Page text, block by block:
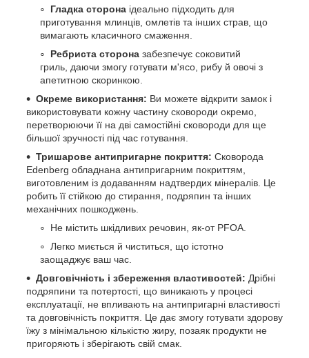
Гладка сторона ідеально підходить для
приготування млинців, омлетів та інших страв, що
вимагають класичного смаження.
Ребриста сторона забезпечує соковитий
гриль, даючи змогу готувати м'ясо, рибу й овочі з
апетитною скоринкою.
Окреме використання: Ви можете відкрити замок і
використовувати кожну частину сковороди окремо,
перетворюючи її на дві самостійні сковороди для ще
більшої зручності під час готування.
Тришарове антипригарне покриття: Сковорода
Edenberg обладнана антипригарним покриттям,
виготовленим із додаванням надтвердих мінералів. Це
робить її стійкою до стирання, подряпин та інших
механічних пошкоджень.
Не містить шкідливих речовин, як-от PFOA.
Легко миється й чиститься, що істотно
заощаджує ваш час.
Довговічність і збереження властивостей: Дрібні
подряпини та потертості, що виникають у процесі
експлуатації, не впливають на антипригарні властивості
та довговічність покриття. Це дає змогу готувати здорову
їжу з мінімальною кількістю жиру, позаяк продукти не
пригоряють і зберігають свій смак.